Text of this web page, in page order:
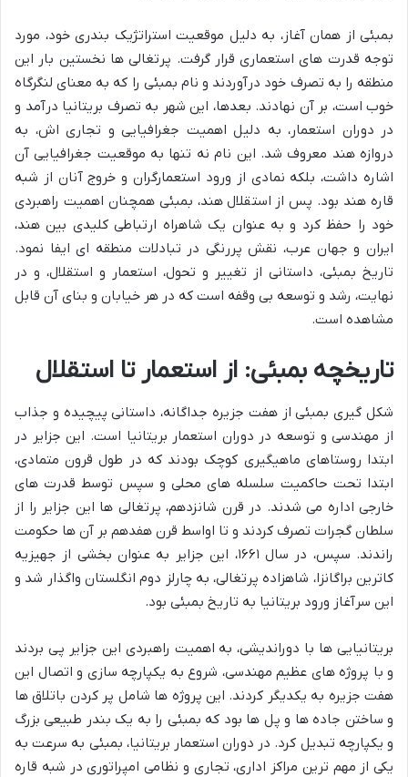
بمبئی از همان آغاز، به دلیل موقعیت استراتژیک بندری خود، مورد
توجه قدرت های استعماری قرار گرفت. پرتغالی ها نخستین بار این
منطقه را به تصرف خود درآوردند و نام بمبئی را که به معنای لنگرگاه
خوب است، بر آن نهادند. بعدها، این شهر به تصرف بریتانیا درآمد و
در دوران استعمار، به دلیل اهمیت جغرافیایی و تجاری اش، به
دروازه هند معروف شد. این نام نه تنها به موقعیت جغرافیایی آن
اشاره داشت، بلکه نمادی از ورود استعمارگران و خروج آنان از شبه
قاره هند بود. پس از استقلال هند، بمبئی همچنان اهمیت راهبردی
خود را حفظ کرد و به عنوان یک شاهراه ارتباطی کلیدی بین هند،
ایران و جهان عرب، نقش پررنگی در تبادلات منطقه ای ایفا نمود.
تاریخ بمبئی، داستانی از تغییر و تحول، استعمار و استقلال، و در
نهایت، رشد و توسعه بی وقفه است که در هر خیابان و بنای آن قابل
مشاهده است.
تاریخچه بمبئی: از استعمار تا استقلال
شکل گیری بمبئی از هفت جزیره جداگانه، داستانی پیچیده و جذاب
از مهندسی و توسعه در دوران استعمار بریتانیا است. این جزایر در
ابتدا روستاهای ماهیگیری کوچک بودند که در طول قرون متمادی،
ابتدا تحت حاکمیت سلسله های محلی و سپس توسط قدرت های
خارجی اداره می شدند. در قرن شانزدهم، پرتغالی ها این جزایر را از
سلطان گجرات تصرف کردند و تا اواسط قرن هفدهم بر آن ها حکومت
راندند. سپس، در سال ۱۶۶۱، این جزایر به عنوان بخشی از جهیزیه
کاترین براگانزا، شاهزاده پرتغالی، به چارلز دوم انگلستان واگذار شد و
این سرآغاز ورود بریتانیا به تاریخ بمبئی بود.
بریتانیایی ها با دوراندیشی، به اهمیت راهبردی این جزایر پی بردند
و با پروژه های عظیم مهندسی، شروع به یکپارچه سازی و اتصال این
هفت جزیره به یکدیگر کردند. این پروژه ها شامل پر کردن باتلاق ها
و ساختن جاده ها و پل ها بود که بمبئی را به یک بندر طبیعی بزرگ
و یکپارچه تبدیل کرد. در دوران استعمار بریتانیا، بمبئی به سرعت به
یکی از مهم ترین مراکز اداری، تجاری و نظامی امپراتوری در شبه قاره